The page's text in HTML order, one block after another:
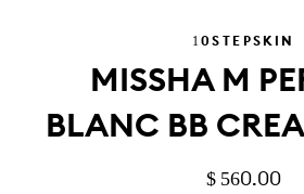
10STEPSKIN
MISSHA M
BLANC BB
PRECIO
PRECIO
$ 560.00